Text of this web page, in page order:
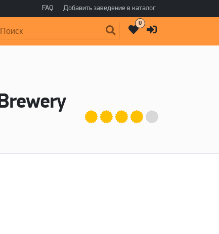
FAQ Добавить заведение в каталог
0